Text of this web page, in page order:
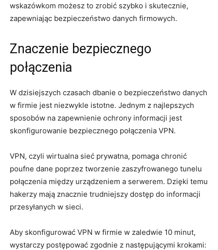
wskazówkom możesz to zrobić szybko i skutecznie,⁣
zapewniając bezpieczeństwo danych firmowych.
Znaczenie bezpiecznego
połączenia
W dzisiejszych czasach ⁤dbanie o bezpieczeństwo danych
w firmie jest niezwykle‌ istotne. Jednym z najlepszych
sposobów ​na zapewnienie ochrony informacji jest
skonfigurowanie bezpiecznego połączenia VPN.
VPN, czyli⁣ wirtualna sieć prywatna, pomaga chronić
poufne ‌dane poprzez tworzenie zaszyfrowanego tunelu
połączenia między urządzeniem‍ a serwerem. Dzięki temu
hakerzy mają znacznie ‌trudniejszy ‍dostęp do informacji
przesyłanych w sieci.
Aby skonfigurować VPN⁤ w firmie w zaledwie 10 minut,
wystarczy postępować zgodnie z następującymi krokami: